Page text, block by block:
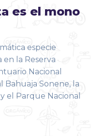
es el mono
especie
la Reserva
Nacional
Bahuaja Sonene, la
el Parque Nacional